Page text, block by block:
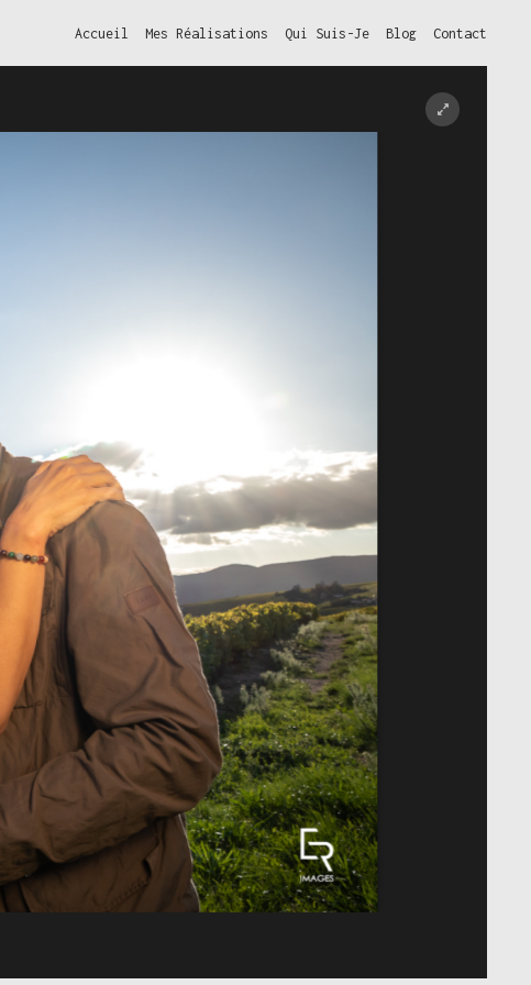
Accueil Mes Réalisations Qui Suis-Je Blog Contact